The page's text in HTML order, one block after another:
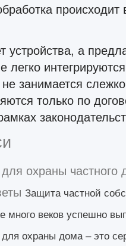
происходит
устройства, а
легко
занимается
только по
охраны
Защита частной
много веков успешно
охраны дома – это